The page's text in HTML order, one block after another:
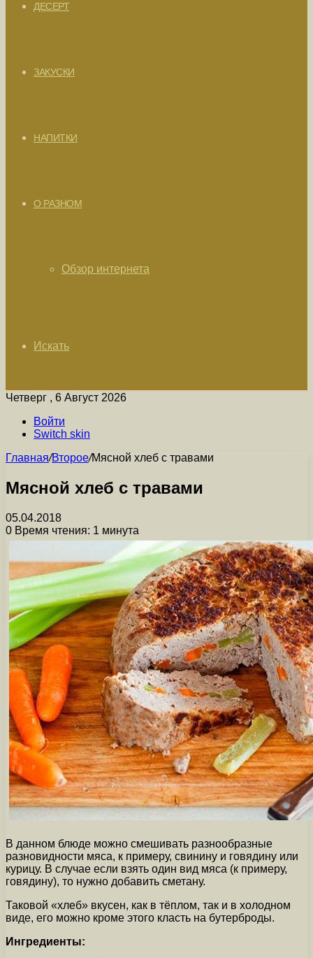
ДЕСЕРТ
ЗАКУСКИ
НАПИТКИ
О РАЗНОМ
Обзор интернета
Искать
Четверг , 6 Август 2026
Войти
Switch skin
Главная/Второе/Мясной хлеб с травами
Мясной хлеб с травами
05.04.2018
0 Время чтения: 1 минута
В данном блюде можно смешивать разнообразные
разновидности мяса, к примеру, свинину и говядину или
курицу. В случае если взять один вид мяса (к примеру,
говядину), то нужно добавить сметану.
Таковой «хлеб» вкусен, как в тёплом, так и в холодном
виде, его можно кроме этого класть на бутерброды.
Ингредиенты: